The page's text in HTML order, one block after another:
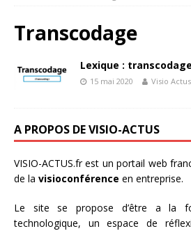
Transcodage
Lexique : transcodage
15 mai 2020 Visio Actus
A PROPOS DE VISIO-ACTUS
VISIO-ACTUS.frest un portail web
de la visioconférence en entreprise.
Le site se propose d’être a la
technologique, un espace de